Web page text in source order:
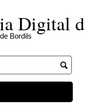
Digital
Bordils